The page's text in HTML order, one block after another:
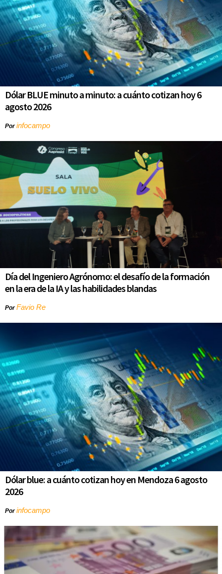
Dólar BLUE minuto a minuto: a cuánto cotizan hoy 6
agosto 2026
Porinfocampo
Día del Ingeniero Agrónomo: el desafío de la formación
en la era de la IA y las habilidades blandas
PorFavio Re
Dólar blue: a cuánto cotizan hoy en Mendoza 6 agosto
2026
Porinfocampo